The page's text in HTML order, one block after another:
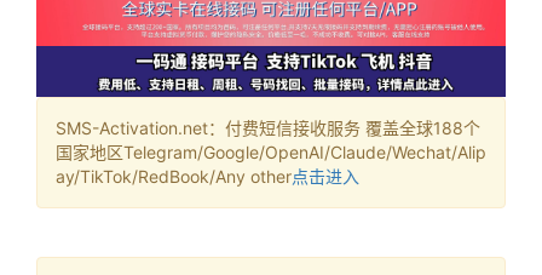
SMS-Activation.net：付费短信接收服务 覆盖全球188个
国家地区Telegram/Google/OpenAI/Claude/Wechat/Alip
ay/TikTok/RedBook/Any other点击进入